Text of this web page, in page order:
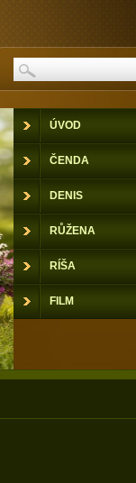
ÚVOD
ČENDA
DENIS
RŮŽENA
RÍŠA
FILM